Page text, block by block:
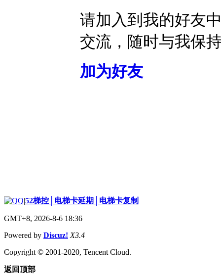
请加入到我的好友
交流，随时与我保
加为好友
|52梯控│电梯卡延期│电梯卡复制
GMT+8, 2026-8-6 18:36
Powered by Discuz! X3.4
Copyright © 2001-2020, Tencent Cloud.
返回顶部